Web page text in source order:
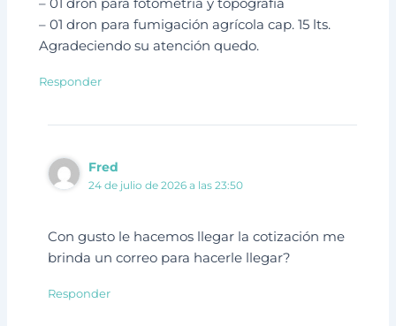
– 01 dron para fotometria y topografía
– 01 dron para fumigación agrícola cap. 15 lts.
Agradeciendo su atención quedo.
Responder
Fred
24 de julio de 2026 a las 23:50
Con gusto le hacemos llegar la cotización me
brinda un correo para hacerle llegar?
Responder